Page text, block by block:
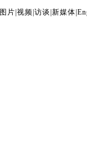
图片 视频 访谈 新媒体